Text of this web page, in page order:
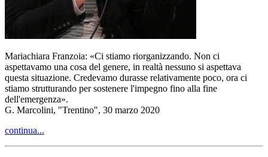
Mariachiara Franzoia: «Ci stiamo riorganizzando. Non ci
aspettavamo una cosa del genere, in realtà nessuno si aspettava
questa situazione. Credevamo durasse relativamente poco, ora ci
stiamo strutturando per sostenere l'impegno fino alla fine
dell'emergenza».
G. Marcolini, "Trentino", 30 marzo 2020
continua...